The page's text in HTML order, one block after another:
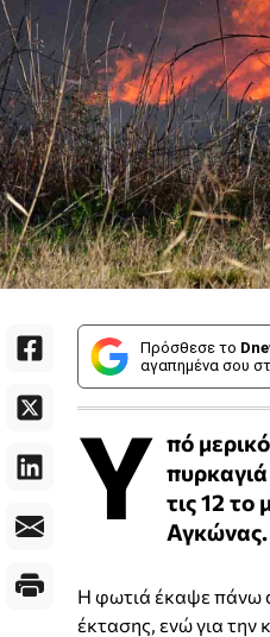
Πρόσθεσε το
αγαπημένα σου
Υ πό
τις 12 το
Αγκώνας.
Η φωτιά έκαψε πάνω
έκτασης, ενώ για την